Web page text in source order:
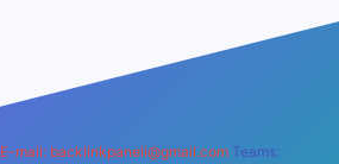
E-mail: backlinkpaneli@gmail.com Teams: